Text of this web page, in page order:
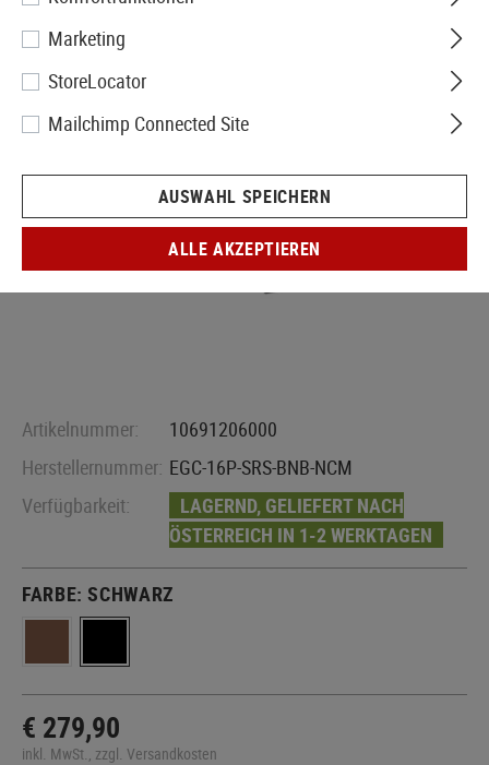
Artikelnummer:
10691206000
Herstellernummer: EGC-16P-SRS-BNB-NCM
Verfügbarkeit:
LAGERND, GELIEFERT NACH
ÖSTERREICH IN 1-2 WERKTAGEN
FARBE:SCHWARZ
€ 279,90
inkl. MwSt., zzgl. Versandkosten
Marketing
StoreLocator
Mailchimp Connected Site
AUSWAHL SPEICHERN
ALLE AKZEPTIEREN